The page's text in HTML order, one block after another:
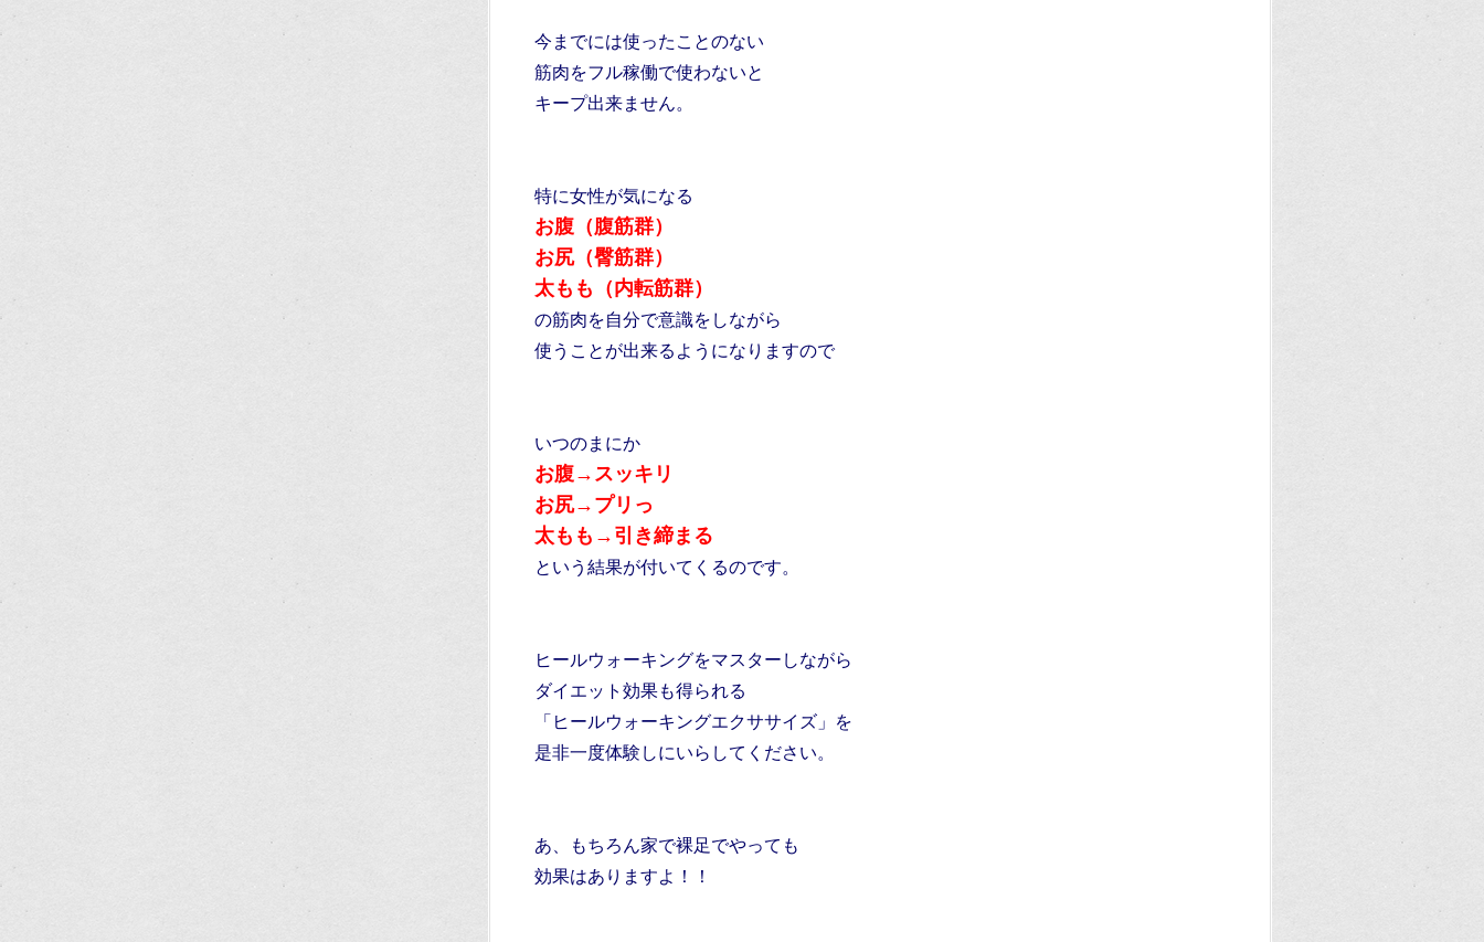
今までには使ったことのない
筋肉をフル稼働で使わないと
キープ出来ません。
特に女性が気になる
お腹（腹筋群）
お尻（臀筋群）
太もも（内転筋群）
の筋肉を自分で意識をしながら
使うことが出来るようになりますので
いつのまにか
お腹→スッキリ
お尻→プリっ
太もも→引き締まる
という結果が付いてくるのです。
ヒールウォーキングをマスターしながら
ダイエット効果も得られる
「ヒールウォーキングエクササイズ」を
是非一度体験しにいらしてください。
あ、もちろん家で裸足でやっても
効果はありますよ！！